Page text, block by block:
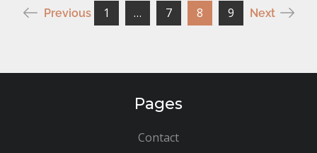
Pagination
publications
Previous 1 … 7 8 9 Next
Pages
Contact